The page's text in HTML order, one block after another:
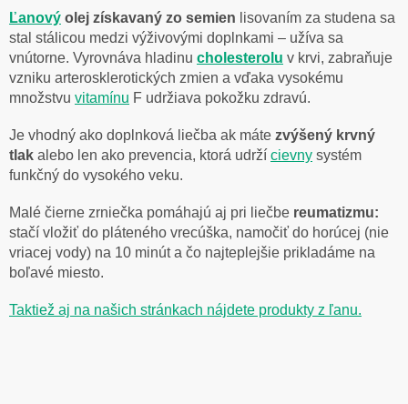
Ľanový olej získavaný zo semien lisovaním za studena sa
stal stálicou medzi výživovými doplnkami – užíva sa
vnútorne. Vyrovnáva hladinu cholesterolu v krvi, zabraňuje
vzniku arterosklerotických zmien a vďaka vysokému
množstvu vitamínu F udržiava pokožku zdravú.
Je vhodný ako doplnková liečba ak máte zvýšený krvný
tlak alebo len ako prevencia, ktorá udrží cievny systém
funkčný do vysokého veku.
Malé čierne zrniečka pomáhajú aj pri liečbe reumatizmu:
stačí vložiť do pláteného vrecúška, namočiť do horúcej (nie
vriacej vody) na 10 minút a čo najteplejšie prikladáme na
boľavé miesto.
Taktiež aj na našich stránkach nájdete produkty z ľanu.